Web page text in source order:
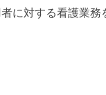
に対する看護業務